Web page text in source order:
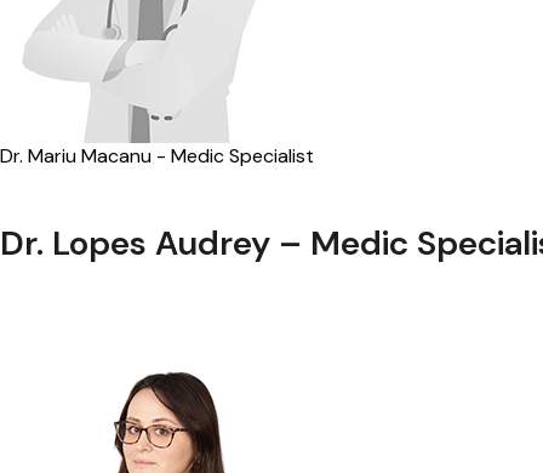
Dr. Mariu Macanu - Medic Specialist
Dr. Lopes Audrey – Medic